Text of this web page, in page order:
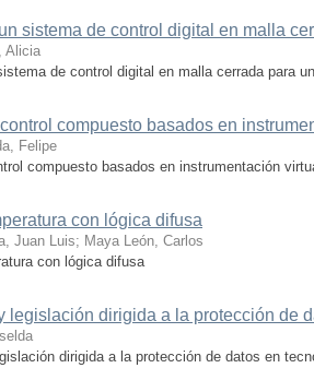
sistema de control digital en malla
Alicia
de control digital en malla cerrada para
compuesto basados en
Felipe
compuesto basados en instrumentación
con lógica difusa
Juan Luis; Maya León, Carlos
con lógica difusa
legislación dirigida a la protección de
dirigida a la protección de datos en